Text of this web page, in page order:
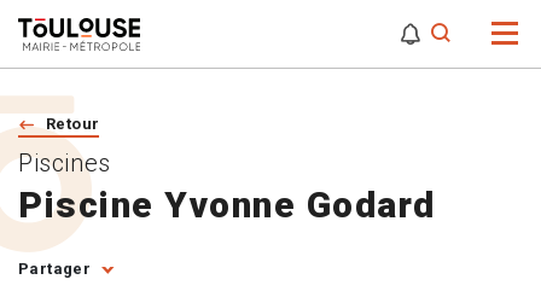
Retour
Piscine Yvonne Godard
Piscines
Partager